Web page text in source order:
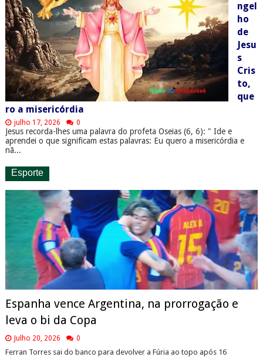
ngel
ho
de
Jesu
s
Cris
to,
que
ro a misericórdia
julho 17, 2026 0
Jesus recorda-lhes uma palavra do profeta Oseias (6, 6): " Ide e
aprendei o que significam estas palavras: Eu quero a misericórdia e
nã...
Esporte
Espanha vence Argentina, na prorrogação e
leva o bi da Copa
Julho 20, 2026 0
Ferran Torres sai do banco para devolver a Fúria ao topo após 16